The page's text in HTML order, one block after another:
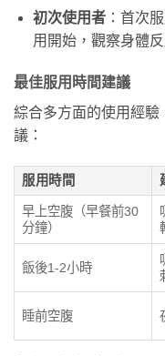
初次使用者：首次
用開始，觀察身體
最佳服用時間建議
綜合多方面的使用經驗
議：
服用時間
早上空腹（早餐前30
分鐘）
飯後1-2小時
睡前空腹